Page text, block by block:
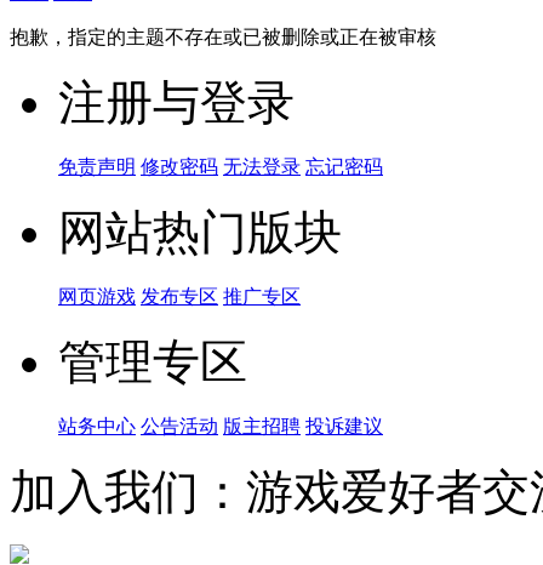
抱歉，指定的主题不存在或已被删除或正在被审核
注册与登录
免责声明 修改密码 无法登录 忘记密码
网站热门版块
网页游戏 发布专区 推广专区
管理专区
站务中心 公告活动 版主招聘 投诉建议
加入我们：游戏爱好者交